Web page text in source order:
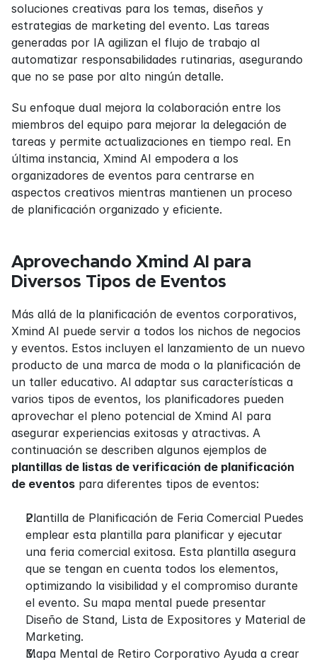
soluciones creativas para los temas, diseños y
estrategias de marketing del evento. Las tareas
generadas por IA agilizan el flujo de trabajo al
automatizar responsabilidades rutinarias, asegurando
que no se pase por alto ningún detalle.
Su enfoque dual mejora la colaboración entre los
miembros del equipo para mejorar la delegación de
tareas y permite actualizaciones en tiempo real. En
última instancia, Xmind AI empodera a los
organizadores de eventos para centrarse en
aspectos creativos mientras mantienen un proceso
de planificación organizado y eficiente.
Aprovechando Xmind AI para
Diversos Tipos de Eventos
Más allá de la planificación de eventos corporativos,
Xmind AI puede servir a todos los nichos de negocios
y eventos. Estos incluyen el lanzamiento de un nuevo
producto de una marca de moda o la planificación de
un taller educativo. Al adaptar sus características a
varios tipos de eventos, los planificadores pueden
aprovechar el pleno potencial de Xmind AI para
asegurar experiencias exitosas y atractivas. A
plantillas de listas de verificación de planificación
de eventos para diferentes tipos de eventos:
Plantilla de Planificación de Feria Comercial Puedes
emplear esta plantilla para planificar y ejecutar
una feria comercial exitosa. Esta plantilla asegura
que se tengan en cuenta todos los elementos,
optimizando la visibilidad y el compromiso durante
el evento. Su mapa mental puede presentar
Diseño de Stand, Lista de Expositores y Material de
Marketing.
Mapa Mental de Retiro Corporativo Ayuda a crear